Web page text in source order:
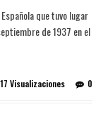
que tuvo lugar
de 1937 en el
0
Visualizaciones